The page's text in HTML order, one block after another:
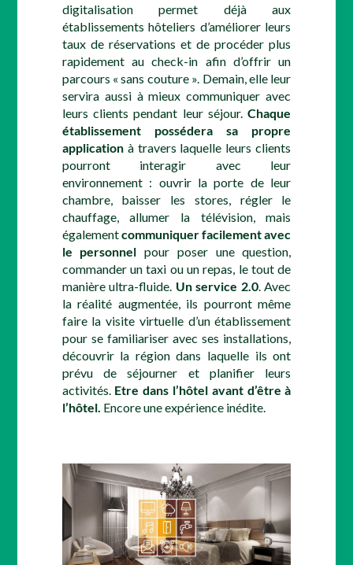
digitalisation permet déjà aux
établissements hôteliers d’améliorer leurs
taux de réservations et de procéder plus
rapidement au check-in afin d’offrir un
parcours « sans couture ». Demain, elle leur
servira aussi à mieux communiquer avec
leurs clients pendant leur séjour.Chaque
établissement possédera sa propre
application à travers laquelle leurs clients
pourront interagir avec leur
environnement : ouvrir la porte de leur
chambre, baisser les stores, régler le
chauffage, allumer la télévision, mais
égalementcommuniquer facilement avec
le personnelpour poser une question,
commander un taxi ou un repas, le tout de
manière ultra-fluide. Un service 2.0. Avec
la réalité augmentée, ils pourront même
faire la visite virtuelle d’un établissement
pour se familiariser avec ses installations,
découvrir la région dans laquelle ils ont
prévu de séjourner et planifier leurs
activités. Etre dans l’hôtel avant d’être à
l’hôtel. Encore une expérience inédite.